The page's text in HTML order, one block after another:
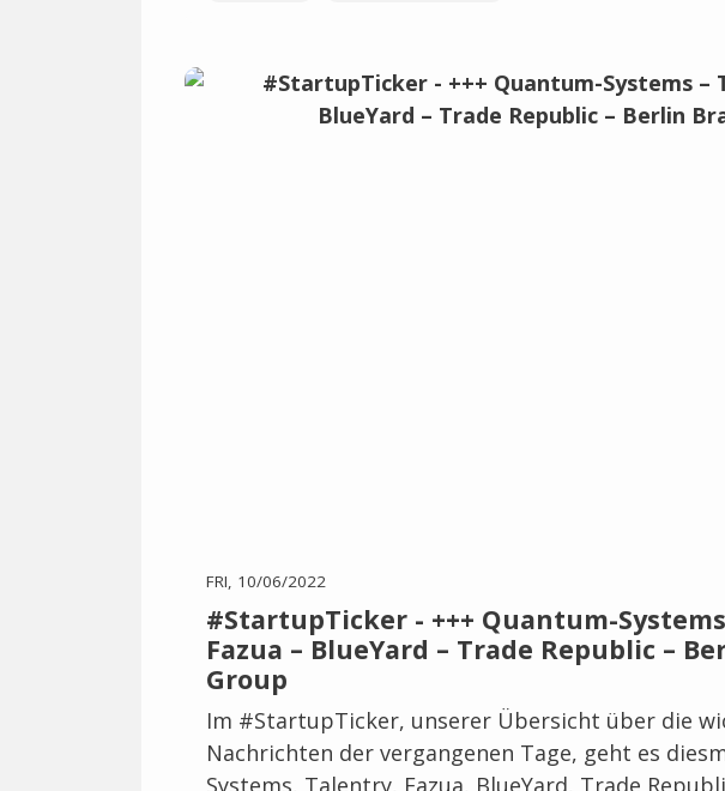
FRI, 10/06/2022
#StartupTicker - +++ Quantum-
Fazua – BlueYard – Trade Republic –
Group
Im #StartupTicker, unserer Übersicht über die
Nachrichten der vergangenen Tage, geht es
Systems, Talentry, Fazua, BlueYard, Trade